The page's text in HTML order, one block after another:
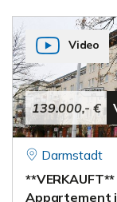
139.000,- €
Video
Darmstadt
Appartement